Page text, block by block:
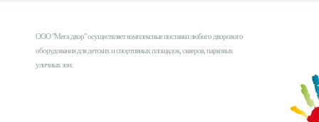
ООО "Мега двор" осуществляет комплексные поставки любого дворового
оборудования для детских и спортивных площадок, скверов, парковых
уличных зон.